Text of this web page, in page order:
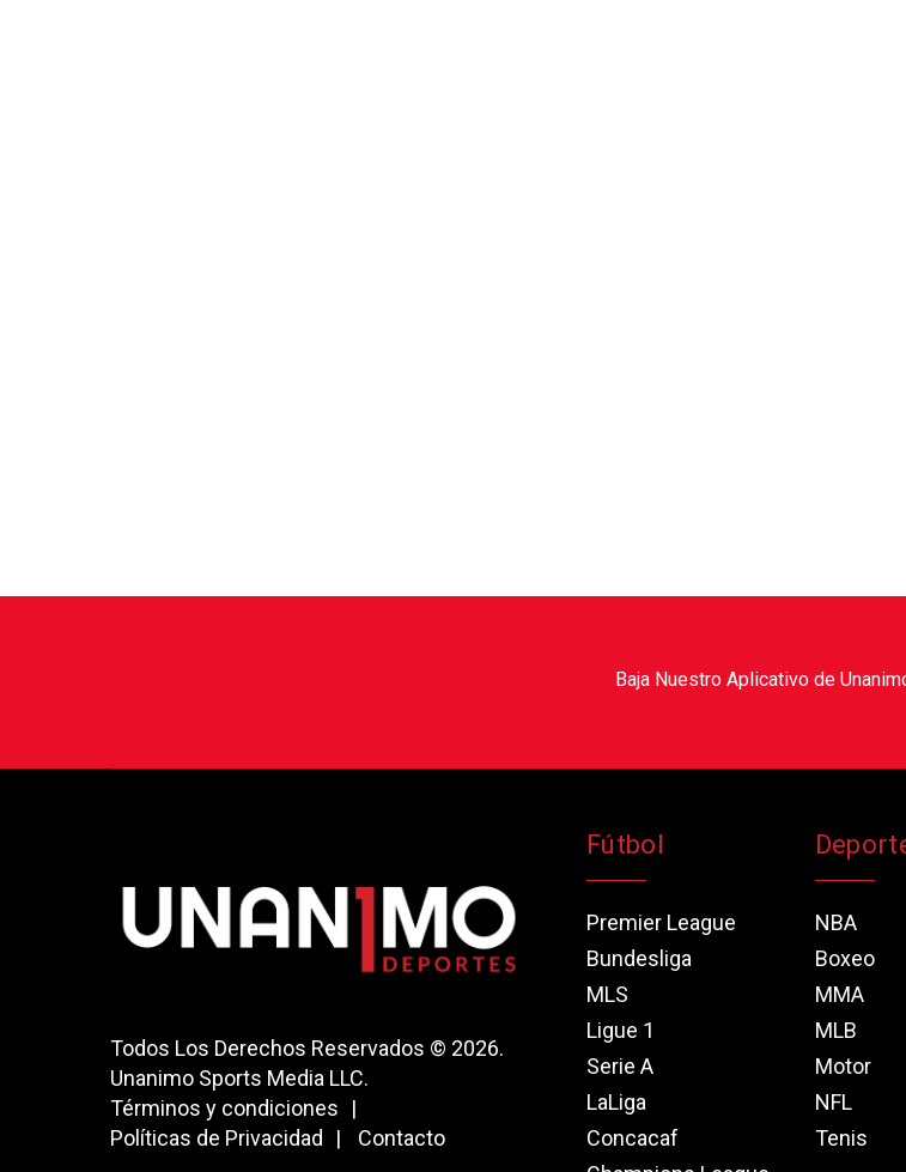
Baja Nuestro Aplicativo de
Todos Los Derechos Reservados © 2026.
Unanimo Sports Media LLC.
Términos y condiciones
Políticas de Privacidad
Contacto
Fútbol
Premier League
Bundesliga
MLS
Ligue 1
Serie A
LaLiga
Concacaf
NBA
Boxeo
MMA
MLB
Motor
NFL
Tenis